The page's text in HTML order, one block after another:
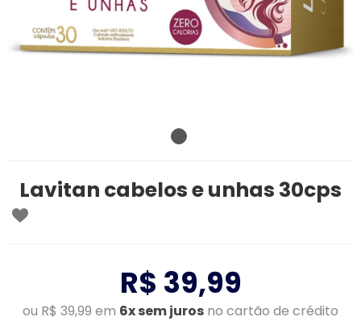
Lavitan cabelos e unhas 30cps
R$ 39,99
ou R$ 39,99 em 6x sem juros no cartão de crédito